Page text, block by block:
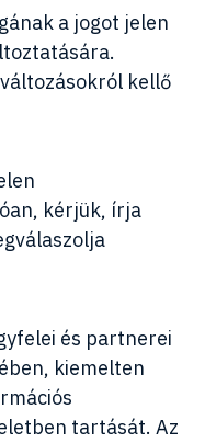
a jogot jelen
kellő
kérjük, írja
és partnerei
kiemelten
tartását. Az